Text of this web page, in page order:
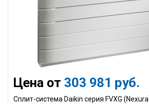
Цена от 303 981 руб.
Сплит-система Daikin серия FVXG